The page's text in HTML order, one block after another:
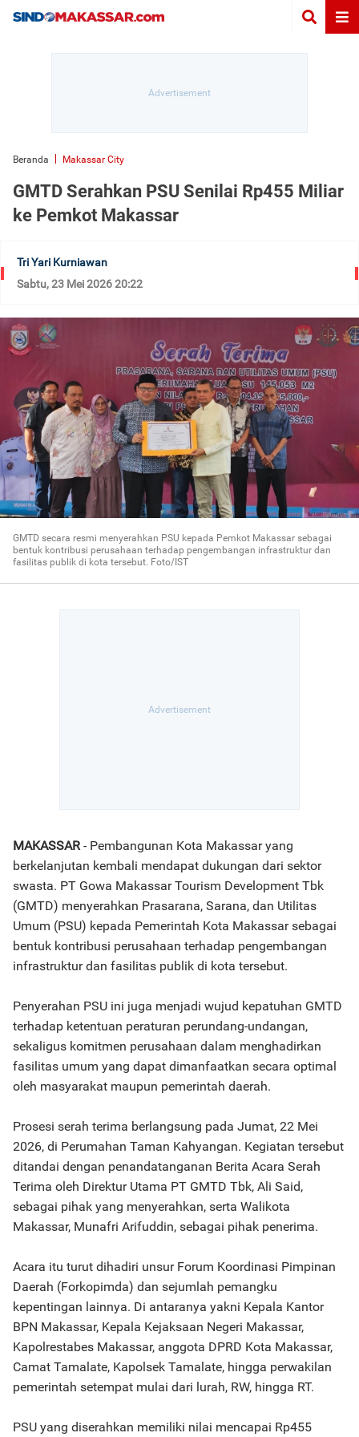
Beranda Makassar City
GMTD Serahkan PSU Senilai Rp455 Miliar
ke Pemkot Makassar
Tri Yari Kurniawan
Sabtu, 23 Mei 2026 20:22
GMTD secara resmi menyerahkan PSU kepada Pemkot Makassar sebagai
bentuk kontribusi perusahaan terhadap pengembangan infrastruktur dan
fasilitas publik di kota tersebut. Foto/IST
MAKASSAR- Pembangunan Kota Makassar yang
berkelanjutan kembali mendapat dukungan dari sektor
swasta. PT Gowa Makassar Tourism Development Tbk
(GMTD) menyerahkan Prasarana, Sarana, dan Utilitas
Umum (PSU) kepada Pemerintah Kota Makassar sebagai
bentuk kontribusi perusahaan terhadap pengembangan
infrastruktur dan fasilitas publik di kota tersebut.
Penyerahan PSU ini juga menjadi wujud kepatuhan GMTD
terhadap ketentuan peraturan perundang-undangan,
sekaligus komitmen perusahaan dalam menghadirkan
fasilitas umum yang dapat dimanfaatkan secara optimal
oleh masyarakat maupun pemerintah daerah.
Prosesi serah terima berlangsung pada Jumat, 22 Mei
2026, di Perumahan Taman Kahyangan. Kegiatan tersebut
ditandai dengan penandatanganan Berita Acara Serah
Terima oleh Direktur Utama PT GMTD Tbk, Ali Said,
sebagai pihak yang menyerahkan, serta Walikota
Makassar, Munafri Arifuddin, sebagai pihak penerima.
Acara itu turut dihadiri unsur Forum Koordinasi Pimpinan
Daerah (Forkopimda) dan sejumlah pemangku
kepentingan lainnya. Di antaranya yakni Kepala Kantor
BPN Makassar, Kepala Kejaksaan Negeri Makassar,
Kapolrestabes Makassar, anggota DPRD Kota Makassar,
Camat Tamalate, Kapolsek Tamalate, hingga perwakilan
pemerintah setempat mulai dari lurah, RW, hingga RT.
PSU yang diserahkan memiliki nilai mencapai Rp455